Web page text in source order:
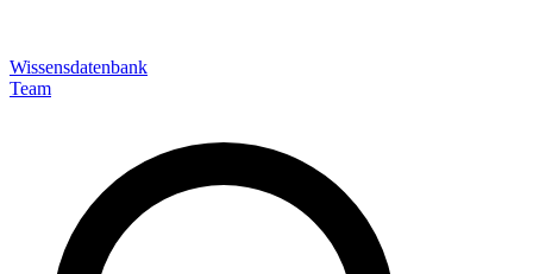
Wissensdatenbank
Team